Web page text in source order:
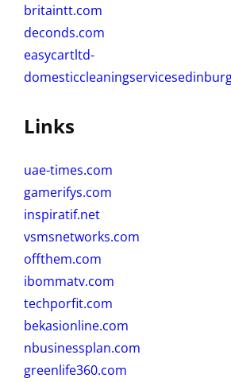
britaintt.com
deconds.com
easycartltd-
Links
uae-times.com
gamerifys.com
inspiratif.net
vsmsnetworks.com
offthem.com
ibommatv.com
techporfit.com
bekasionline.com
nbusinessplan.com
greenlife360.com